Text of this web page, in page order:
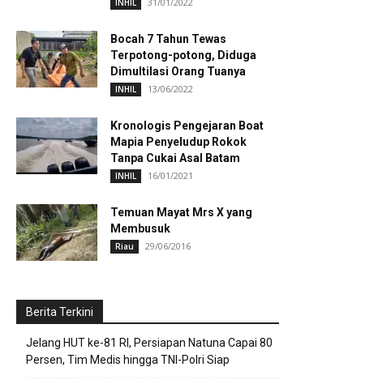
INHIL
Bocah 7 Tahun Tewas
Terpotong-potong, Diduga
Dimultilasi Orang Tuanya
INHIL 13/06/2022
Kronologis Pengejaran Boat
Mapia Penyeludup Rokok
Tanpa Cukai Asal Batam
INHIL 16/01/2021
Temuan Mayat Mrs X yang
Membusuk
Riau 29/06/2016
Berita Terkini
Jelang HUT ke-81 RI, Persiapan Natuna Capai 80
Persen, Tim Medis hingga TNI-Polri Siap